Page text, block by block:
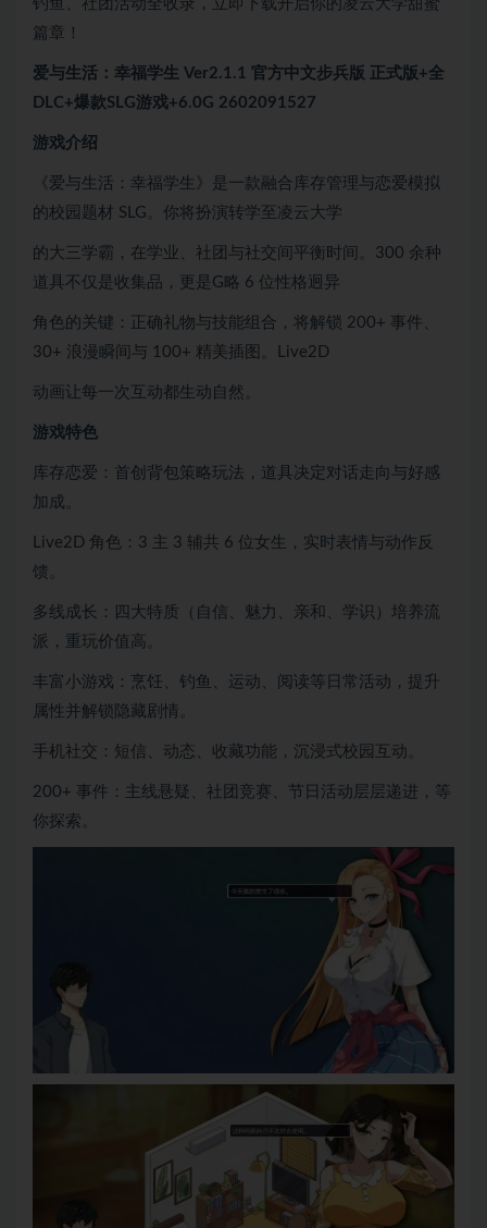
钓鱼、社团活动全收录，立即下载开启你的凌云大学甜蜜
篇章！
爱与生活：幸福学生 Ver2.1.1 官方中文步兵版 正式版+全
DLC+爆款SLG游戏+6.0G 2602091527
游戏介绍
《爱与生活：幸福学生》是一款融合库存管理与恋爱模拟
的校园题材 SLG。你将扮演转学至凌云大学
的大三学霸，在学业、社团与社交间平衡时间。300 余种
道具不仅是收集品，更是G略 6 位性格迥异
角色的关键：正确礼物与技能组合，将解锁 200+ 事件、
30+ 浪漫瞬间与 100+ 精美插图。Live2D
动画让每一次互动都生动自然。
游戏特色
库存恋爱：首创背包策略玩法，道具决定对话走向与好感
加成。
Live2D 角色：3 主 3 辅共 6 位女生，实时表情与动作反
馈。
多线成长：四大特质（自信、魅力、亲和、学识）培养流
派，重玩价值高。
丰富小游戏：烹饪、钓鱼、运动、阅读等日常活动，提升
属性并解锁隐藏剧情。
手机社交：短信、动态、收藏功能，沉浸式校园互动。
200+ 事件：主线悬疑、社团竞赛、节日活动层层递进，等
你探索。